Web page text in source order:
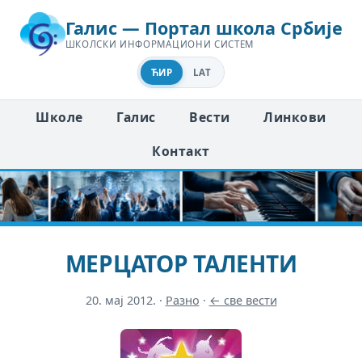
Галис — Портал школа Србије
ШКОЛСКИ ИНФОРМАЦИОНИ СИСТЕМ
ЋИР LAT
Школе Галис Вести
Линкови
Контакт
МЕРЦАТОР ТАЛЕНТИ
20. мај 2012. · Разно · ← све вести